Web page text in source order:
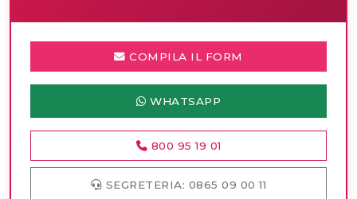
COMPILA IL FORM
WHATSAPP
800 95 19 01
SEGRETERIA: 0865 09 00 11